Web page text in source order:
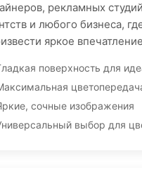
рекламных
и любого бизнеса,
яркое
поверхность для
сочные изображения
выбор для